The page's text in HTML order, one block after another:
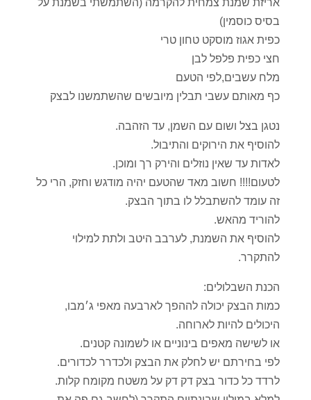
אריזת שמנת צמחית להקרמה (השתמשתי בשמנת על
בסיס כוסמין)
כפית אגוז מוסקט טחון טרי
חצי כפית פלפל לבן
מלח עשבים,לפי הטעם
כף מאותם עשבי תבלין מיובשים שהשתמשנו לבצק
נטגן בצל ושום עם השמן, עד הזהבה.
להוסיף את הירוקים והתיבול.
לאדות עד שאין נוזלים והירק רך ומוכן.
לטעום!!!! חשוב מאד שהטעם יהיה מודגש וחזק, הרי כל
זה עומד להשתבלל לו בתוך הבצק.
להוריד מהאש.
להוסיף את השמנת, לערבב היטב ולתת למילוי
להתקרר.
הכנת השבלולים:
כמות הבצק יכולה לההפך לארבעה מאפי ג׳מבו,
היכולים להיות לארוחה.
או לשישה מאפים בינוניים או לשמונה קטנים.
לפי בחירתם יש לחלק את הבצק ולכדרר לכדורים.
לרדד כל כדור בצק דק דק על משטח מקומח קלות.